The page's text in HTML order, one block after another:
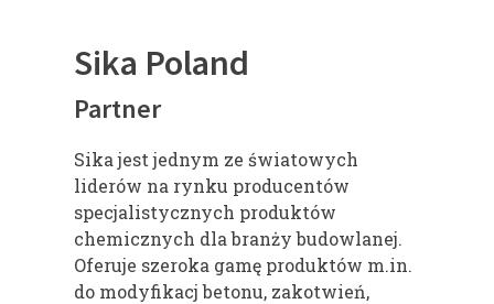
Sika Poland
Partner
Sika jest jednym ze światowych
liderów na rynku producentów
specjalistycznych produktów
chemicznych dla branży budowlanej.
Oferuje szeroka gamę produktów m.in.
do modyfikacj betonu, zakotwień,